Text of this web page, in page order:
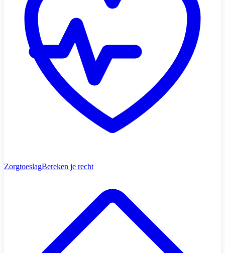
ZorgtoeslagBereken je recht